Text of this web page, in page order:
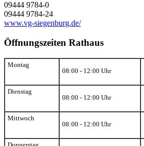
09444 9784-0
09444 9784-24
www.vg-siegenburg.de/
Öffnungszeiten Rathaus
Montag
08:00 - 12:00 Uhr
Dienstag
08:00 - 12:00 Uhr
Mittwoch
08:00 - 12:00 Uhr